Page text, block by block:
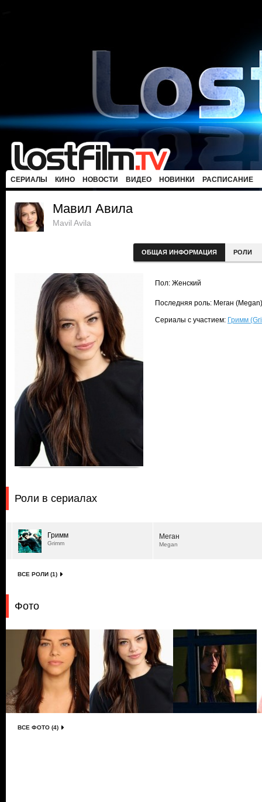
СЕРИАЛЫ КИНО НОВОСТИ ВИДЕО НОВИНКИ РАСПИСАНИЕ
Мавил Авила
Mavil Avila
ОБЩАЯ ИНФОРМАЦИЯ РОЛИ
Пол: Женский
Последняя роль: Меган
Сериалы с участием: Гримм
Роли в сериалах
Гримм
Grimm
Меган
Megan
ВСЕ РОЛИ (1)
Фото
ВСЕ ФОТО (4)